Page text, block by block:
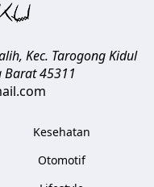
Kec. Tarogong Kidul
Barat45311
Kesehatan
Otomotif